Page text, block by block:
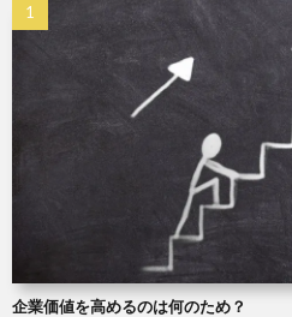
企業価値を高めるのは何のため？